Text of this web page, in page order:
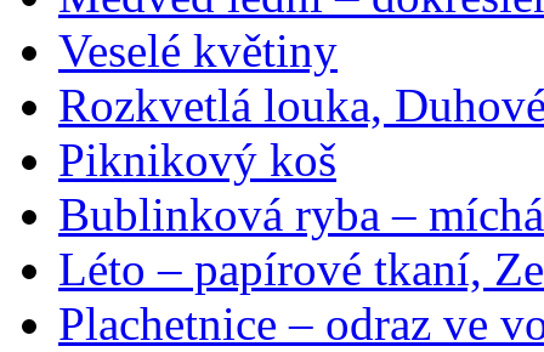
Veselé květiny
Rozkvetlá louka,
Piknikový koš
Bublinková ryba –
Léto – papírové tkaní,
Plachetnice – odraz ve